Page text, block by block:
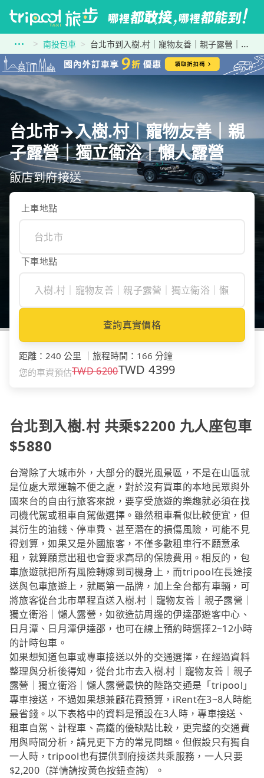
南投包車 台北市到入樹.村｜寵物友善｜親子露營｜獨立衛浴｜懶人露營
台北市→入樹.村｜寵物友善｜親
子露營｜獨立衛浴｜懶人露營
飯店到府接送
上車地點
下車地點
查詢真實價格
距離 ： 240 公里 旅程時間 ： 166 分鐘
您的車資預估TWD6200TWD4399
台北到入樹.村 共乘$2200 九人座包車
$5880
台灣除了大城市外，大部分的觀光風景區，不是在山區就
是位處大眾運輸不便之處，對於沒有買車的本地民眾與外
國來台的自由行旅客來說，要享受旅遊的樂趣就必須在找
司機代駕或租車自駕做選擇。雖然租車看似比較便宜，但
其衍生的油錢、停車費、甚至潛在的損傷風險，可能不見
得划算，如果又是外國旅客，不僅多數租車行不願意承
租，就算願意出租也會要求高昂的保險費用。相反的，包
車旅遊就把所有風險轉嫁到司機身上，而tripool在長途接
送與包車旅遊上，就屬第一品牌，加上全台都有車輛，可
將旅客從台北市單程直送入樹.村｜寵物友善｜親子露營｜
獨立衛浴｜懶人露營，如欲造訪周邊的伊達邵遊客中心、
日月潭、日月潭伊達邵，也可在線上預約時選擇2~12小時
的計時包車。
如果想知道包車或專車接送以外的交通選擇，在經過資料
整理與分析後得知，從台北市去入樹.村｜寵物友善｜親子
露營｜獨立衛浴｜懶人露營最快的陸路交通是「tripool」
專車接送，不過如果想兼顧花費預算，iRent在3~8人時能
最省錢。以下表格中的資料是預設在3人時，專車接送、
租車自駕、計程車、高鐵的優缺點比較，更完整的交通費
用與時間分析，請見更下方的常見問題。但假設只有獨自
一人時，tripool也有提供到府接送共乘服務，一人只要
$2,200（詳情請按黃色按鈕查詢）。